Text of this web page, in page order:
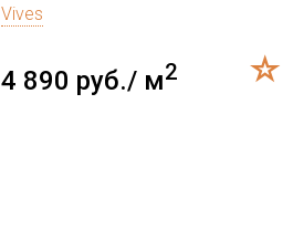
Vives
4 890 руб./ м2